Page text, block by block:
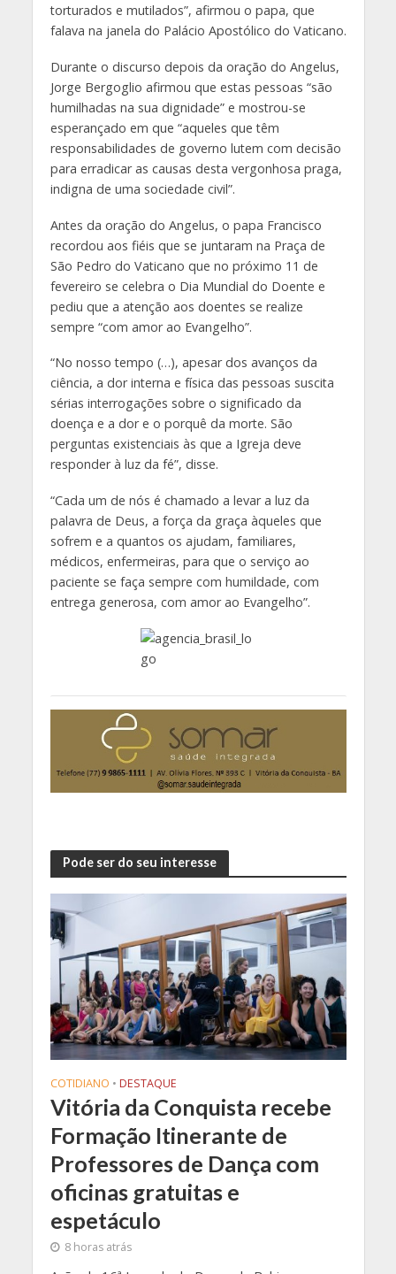
torturados e mutilados”, afirmou o papa, que
falava na janela do Palácio Apostólico do Vaticano.
Durante o discurso depois da oração do Angelus,
Jorge Bergoglio afirmou que estas pessoas “são
humilhadas na sua dignidade” e mostrou-se
esperançado em que “aqueles que têm
responsabilidades de governo lutem com decisão
para erradicar as causas desta vergonhosa praga,
indigna de uma sociedade civil”.
Antes da oração do Angelus, o papa Francisco
recordou aos fiéis que se juntaram na Praça de
São Pedro do Vaticano que no próximo 11 de
fevereiro se celebra o Dia Mundial do Doente e
pediu que a atenção aos doentes se realize
sempre “com amor ao Evangelho”.
“No nosso tempo (…), apesar dos avanços da
ciência, a dor interna e física das pessoas suscita
sérias interrogações sobre o significado da
doença e a dor e o porquê da morte. São
perguntas existenciais às que a Igreja deve
responder à luz da fé”, disse.
“Cada um de nós é chamado a levar a luz da
palavra de Deus, a força da graça àqueles que
sofrem e a quantos os ajudam, familiares,
médicos, enfermeiras, para que o serviço ao
paciente se faça sempre com humildade, com
entrega generosa, com amor ao Evangelho”.
Pode ser do seu interesse
COTIDIANO • DESTAQUE
Vitória da Conquista recebe
Formação Itinerante de
Professores de Dança com
oficinas gratuitas e
espetáculo
8 horas atrás